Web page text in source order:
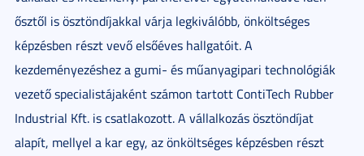
ősztől is ösztöndíjakkal várja legkiválóbb, önköltséges
képzésben részt vevő elsőéves hallgatóit. A
kezdeményezéshez a gumi- és műanyagipari technológiák
vezető specialistájaként számon tartott ContiTech Rubber
Industrial Kft. is csatlakozott. A vállalkozás ösztöndíjat
alapít, mellyel a kar egy, az önköltséges képzésben részt